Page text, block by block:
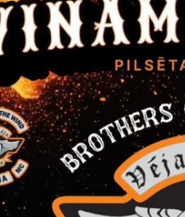
Finanšu komiteja
Finanšu, Attīstības un
un sporta komiteju apvienotā
Apvienotās komiteju sēdes